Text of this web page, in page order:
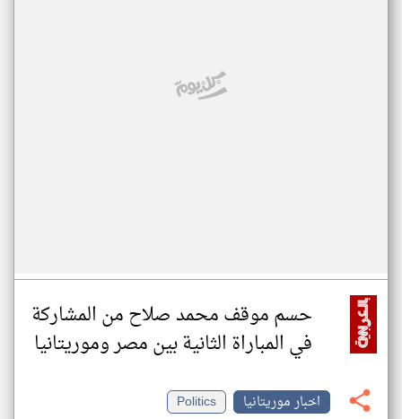
حسم موقف محمد صلاح من المشاركة
في المباراة الثانية بين مصر وموريتانيا
اخبار موريتانيا
Politics